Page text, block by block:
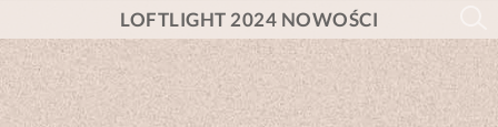
LOFTLIGHT 2024 NOWOŚCI